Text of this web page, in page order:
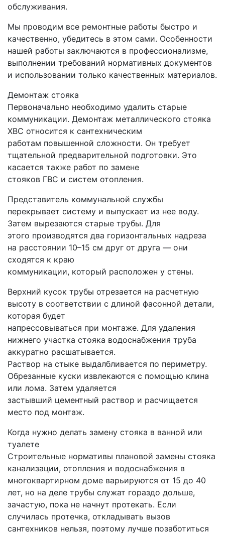
обслуживания.
Мы проводим все ремонтные работы быстро и
качественно, убедитесь в этом сами. Особенности
нашей работы заключаются в профессионализме,
выполнении требований нормативных документов
и использовании только качественных материалов.
Демонтаж стояка
Первоначально необходимо удалить старые
коммуникации. Демонтаж металлического стояка
ХВС относится к сантехническим
работам повышенной сложности. Он требует
тщательной предварительной подготовки. Это
касается также работ по замене
стояков ГВС и систем отопления.
Представитель коммунальной службы
перекрывает систему и выпускает из нее воду.
Затем вырезаются старые трубы. Для
этого производятся два горизонтальных надреза
на расстоянии 10–15 см друг от друга — они
сходятся к краю
коммуникации, который расположен у стены.
Верхний кусок трубы отрезается на расчетную
высоту в соответствии с длиной фасонной детали,
которая будет
напрессовываться при монтаже. Для удаления
нижнего участка стояка водоснабжения труба
аккуратно расшатывается.
Раствор на стыке выдалбливается по периметру.
Обрезанные куски извлекаются с помощью клина
или лома. Затем удаляется
застывший цементный раствор и расчищается
место под монтаж.
Когда нужно делать замену стояка в ванной или
туалете
Строительные нормативы плановой замены стояка
канализации, отопления и водоснабжения в
многоквартирном доме варьируются от 15 до 40
лет, но на деле трубы служат гораздо дольше,
зачастую, пока не начнут протекать. Если
случилась протечка, откладывать вызов
сантехников нельзя, поэтому лучше позаботиться